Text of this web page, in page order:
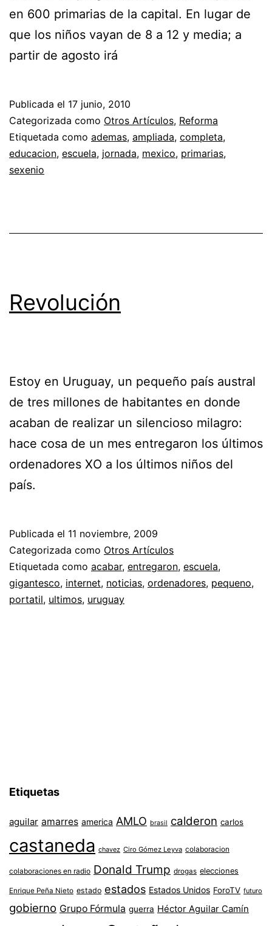
en 600 primarias de la capital. En lugar de
que los niños vayan de 8 a 12 y media; a
partir de agosto irá
Publicada el 17 junio, 2010
Categorizada como Otros Artículos, Reforma
Etiquetada como ademas, ampliada, completa,
educacion, escuela, jornada, mexico, primarias,
sexenio
Revolución
Estoy en Uruguay, un pequeño país austral
de tres millones de habitantes en donde
acaban de realizar un silencioso milagro:
hace cosa de un mes entregaron los últimos
ordenadores XO a los últimos niños del
país.
Publicada el 11 noviembre, 2009
Categorizada como Otros Artículos
Etiquetada como acabar, entregaron, escuela,
gigantesco, internet, noticias, ordenadores, pequeno,
portatil, ultimos, uruguay
Etiquetas
aguilar amarres america AMLO brasil calderon carlos
castaneda chavez Ciro Gómez Leyva colaboracion
colaboraciones en radio Donald Trump drogas elecciones
Enrique Peña Nieto estado estados Estados Unidos ForoTV futuro
gobierno Grupo Fórmula guerra Héctor Aguilar Camín